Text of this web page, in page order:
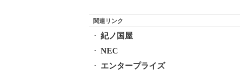
関連リンク
紀ノ国屋
NEC
エンタープライズ